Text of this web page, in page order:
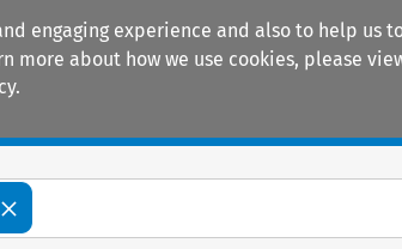
engaging experience and also to help
about how we use cookies, please